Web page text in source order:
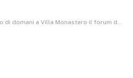
a Villa Monastero il forum del progetto Interreg DQUADLA